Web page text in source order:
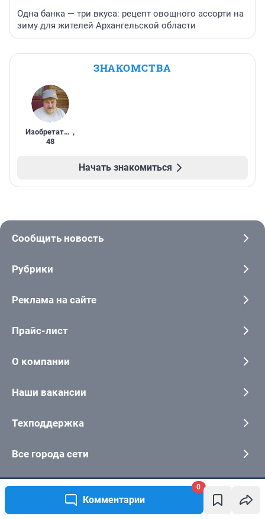
Комментарии
0
Одна банка — три вкуса: рецепт овощного ассорти на
зиму для жителей Архангельской области
ЗНАКОМСТВА
Изобретатель ,
48
Начать знакомиться
Сообщить новость
Рубрики
Реклама на сайте
Прайс-лист
О компании
Наши вакансии
Техподдержка
Все города сети
Контактные данные для Роскомнадзора и государственных органов
Сетевое издание «Томск онлайн» (18+)